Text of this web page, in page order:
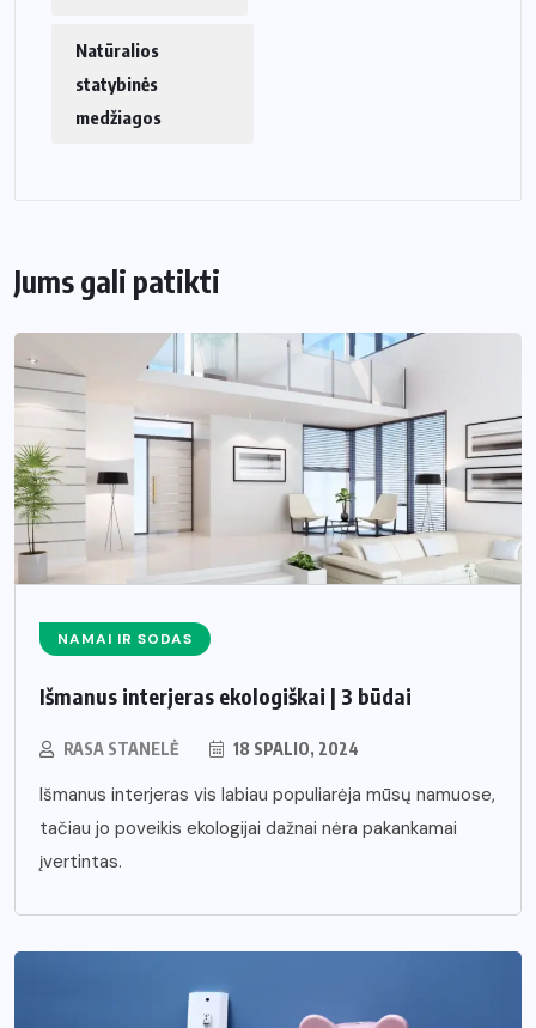
Natūralios
statybinės
medžiagos
Jums gali patikti
NAMAI IR SODAS
Išmanus interjeras ekologiškai | 3 būdai
RASA STANELĖ 18 SPALIO, 2024
Išmanus interjeras vis labiau populiarėja mūsų namuose,
tačiau jo poveikis ekologijai dažnai nėra pakankamai
įvertintas.